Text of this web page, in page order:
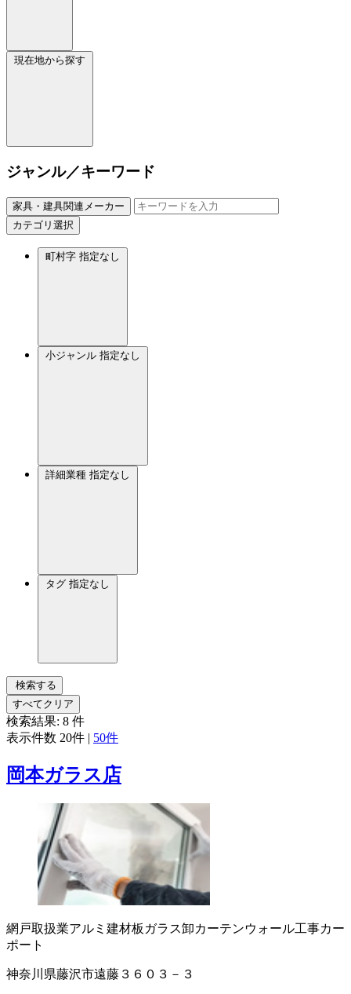
現在地から探す
ジャンル／キーワード
家具・建具関連メーカー
カテゴリ選択
町村字 指定なし
小ジャンル 指定なし
詳細業種 指定なし
タグ 指定なし
検索する
すべてクリア
検索結果: 8 件
表示件数 20件 | 50件
岡本ガラス店
網戸取扱業アルミ建材板ガラス卸カーテンウォール工事カー
ポート
神奈川県藤沢市遠藤３６０３－３